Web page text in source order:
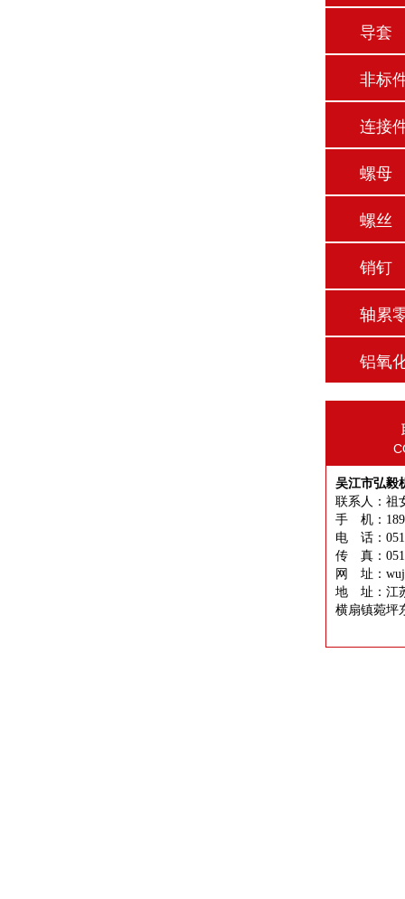
导套
非标
连接
螺母
螺丝
销钉
轴累
铝氧
吴江市弘毅
联系人：祖
手 机：
电 话：
传 真：
网 址：
地 址：江
横扇镇菀坪